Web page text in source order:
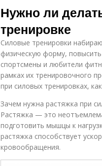
Нужно ли
тренировке
Силовые тренировки
физическую форму,
спортсмены и любители
рамках их тренировочного
при силовых тренировках,
Зачем нужна растяжка при
Растяжка — это
подготовить мышцы к
растяжка способствует
кровообращения.